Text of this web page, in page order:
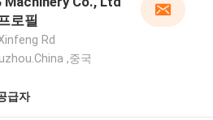
로필
Rd
,중국
급자